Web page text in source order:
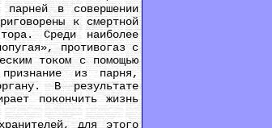
парней в совершении
к смертной
Среди наиболее
противогаз с
током с помощью
из парня,
В результате
покончить жизнь
для этого